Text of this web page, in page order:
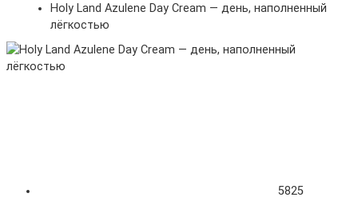
Holy Land Azulene Day Cream — день, наполненный
лёгкостью
5825